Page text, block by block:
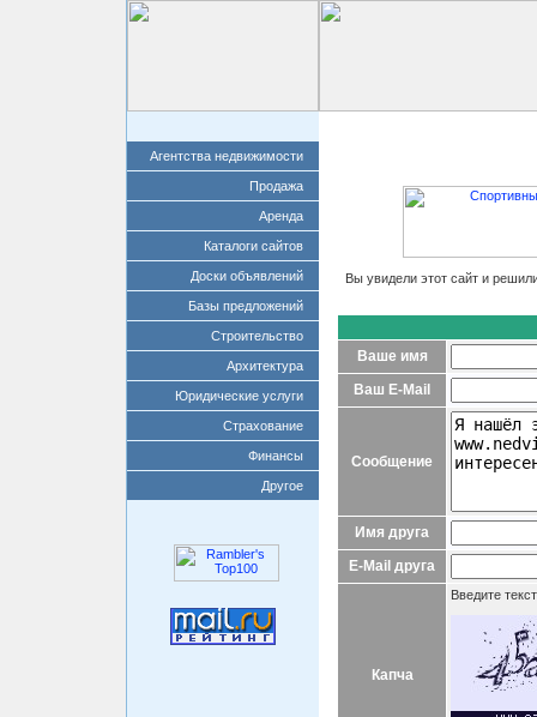
Агентства недвижимости
Продажа
Аренда
Каталоги сайтов
Доски объявлений
Базы предложений
Строительство
Архитектура
Юридические услуги
Страхование
Финансы
Другое
Вы увидели этот сайт и
Ваше имя
Ваш E-Mail
Сообщение
Имя друга
E-Mail друга
Капча
Введите